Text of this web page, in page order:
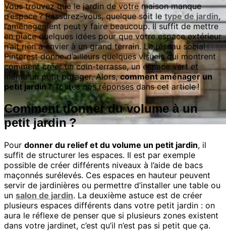
Vous trouvez que le jardin de votre maison manque
d’espace ? Rassurez-vous, quelque soit le type de jardin,
l’aménagement peut y faire beaucoup. Il suffit de mettre
en place quelques idées pour que votre espace extérieur
n’ait rien à envier à un grand terrain. Le réseau social
Pinterest donne d’ailleurs quelques visuels qui montrent
comment créer un coin-terrasse, un espace vert et
même un petit potager. Alors,comment aménager un
petit jardin ?Toutes nos réponses dans cet article !
Comment donner du volume à un
petit jardin ?
Pour donner du relief et du volume un petit jardin, il
suffit de structurer les espaces. Il est par exemple
possible de créer différents niveaux à l’aide de bacs
maçonnés surélevés. Ces espaces en hauteur peuvent
servir de jardinières ou permettre d’installer une table ou
un salon de jardin. La deuxième astuce est de créer
plusieurs espaces différents dans votre petit jardin : on
aura le réflexe de penser que si plusieurs zones existent
dans votre jardinet, c’est qu’il n’est pas si petit que ça.